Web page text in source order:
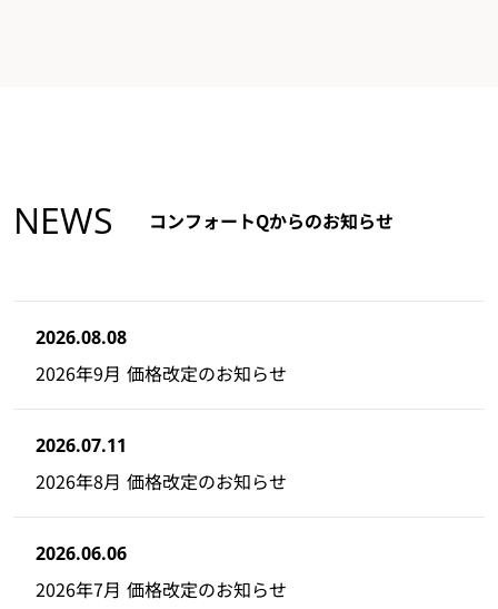
NEWS コンフォートQからのお知らせ
2026.08.08
2026年9月 価格改定のお知らせ
2026.07.11
2026年8月 価格改定のお知らせ
2026.06.06
2026年7月 価格改定のお知らせ